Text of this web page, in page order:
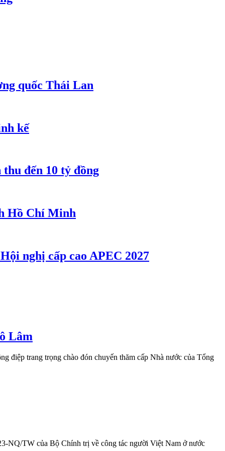
quốc Thái Lan
kế
đến 10 tỷ đồng
Hồ Chí Minh
nghị cấp cao APEC 2027
Lâm
điệp trang trọng chào đón chuyến thăm cấp Nhà nước của Tổng
NQ/TW của Bộ Chính trị về công tác người Việt Nam ở nước